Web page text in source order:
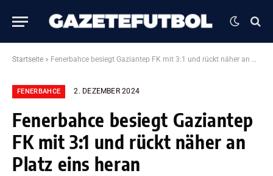
Startseite » Fenerbahce besiegt Gaziantep FK mit 3:1 und rückt näher an Platz eins heran
FENERBAHCE 2. DEZEMBER 2024
Fenerbahce besiegt Gaziantep
FK mit 3:1 und rückt näher an
Platz eins heran